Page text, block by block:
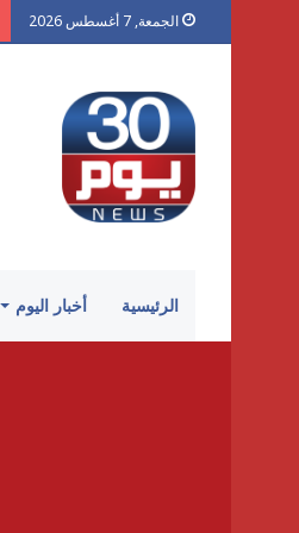
الجمعة, 7 أغسطس 2026
الرئيسية أخبار اليوم